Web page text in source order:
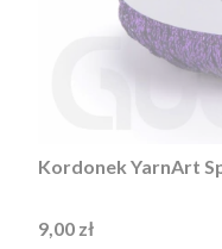
Kordonek YarnArt
Cena
9,00 zł